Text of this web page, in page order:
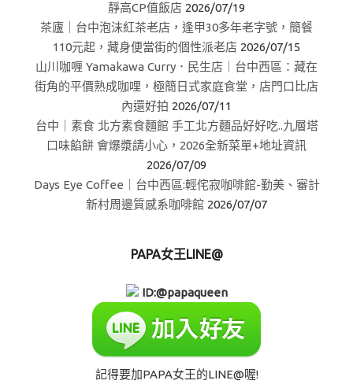
靜高CP值飯店 2026/07/19
茶廬｜台中泡沫紅茶老店，逢甲30多年老字號，簡餐
110元起，藏身便當街的個性派老店 2026/07/15
山川咖喱 Yamakawa Curry．民生店｜台中西區：藏在
街角的平價熟成咖哩，極簡日式家庭食堂，店門口比店
內還好拍 2026/07/11
台中｜素食 北方素食麵館 手工北方麵品好好吃..九層塔
口味餡餅 會爆漿請小心，2026全新菜單+地址資訊
2026/07/09
Days Eye Coffee｜台中西區:輕侘寂咖啡館-勤美、審計
新村周邊質感系咖啡館 2026/07/07
PAPA女王LINE@
ID:@papaqueen
記得要加PAPA女王的LINE@喔!